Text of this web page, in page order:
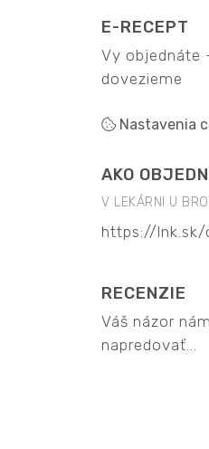
E-RECEPT
Vy objednáte
dovezieme
Nastavenia
AKO
V LEKÁRNI U
https://lnk.sk/
RECENZIE
Váš názor
napredovať...